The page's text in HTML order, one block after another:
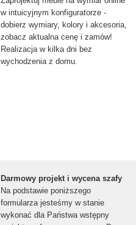
w intuicyjnym konfiguratorze -
dobierz wymiary, kolory i akcesoria,
zobacz aktualna cenę i zamów!
Realizacja w kilka dni bez
wychodzenia z domu.
Darmowy projekt i wycena szafy
Na podstawie poniższego
formularza jesteśmy w stanie
wykonać dla Państwa wstępny